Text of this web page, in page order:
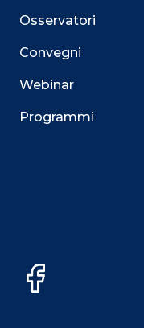
Osservatori
Convegni
Webinar
Programmi
Facebook